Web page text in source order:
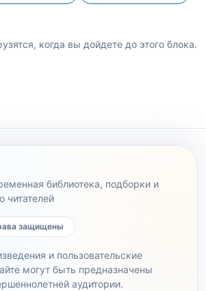
когда вы дойдете до этого блока.
библиотека, подборки и
читателей
защищены
и пользовательские
могут быть предназначены
аудитории.